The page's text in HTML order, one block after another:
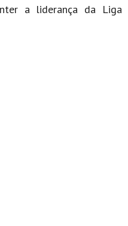
a liderança da Liga